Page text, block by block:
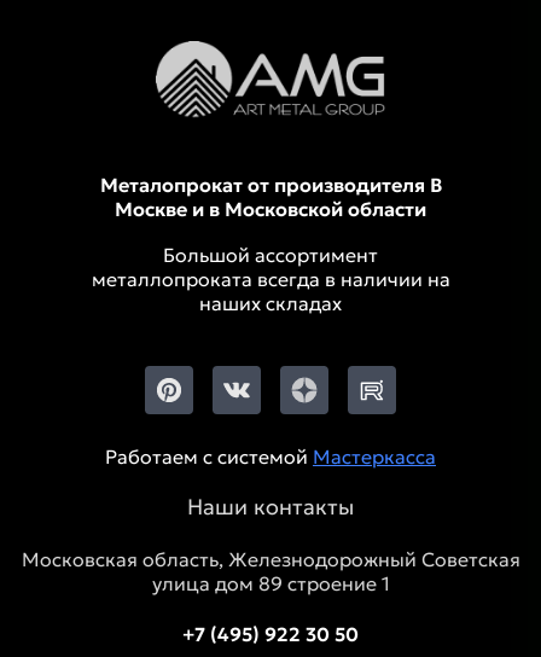
Металопрокат от производителя В
Москве и в Московской области
Большой ассортимент
металлопроката всегда в наличии на
наших складах
Работаем с системой Мастеркасса
Наши контакты
Московская область, Железнодорожный Советская
улица дом 89 строение 1
+7 (495) 922 30 50